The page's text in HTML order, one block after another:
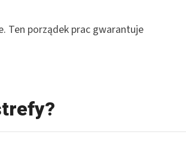
Ten porządek prac gwarantuje